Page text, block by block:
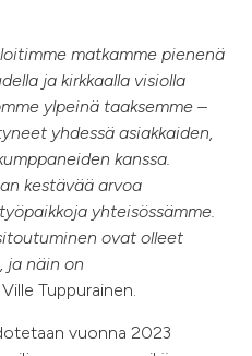
matkamme pienenä
ja kirkkaalla visiolla
ylpeinä taaksemme –
yhdessä asiakkaiden,
kanssa.
kestävää arvoa
yhteisössämme.
ovat olleet
ja näin on
Tuppurainen.
vuonna 2023